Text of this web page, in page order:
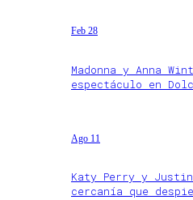
Feb 28
Madonna y Anna
espectáculo en
Ago 11
Katy Perry y
cercanía que